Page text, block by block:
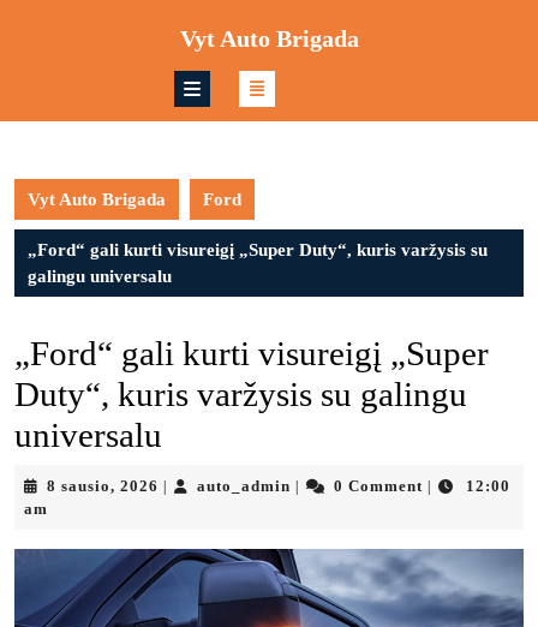
Vyt Auto Brigada
Vyt Auto Brigada Ford
„Ford“ gali kurti visureigį „Super Duty“, kuris varžysis su
galingu universalu
„Ford“ gali kurti visureigį „Super
Duty“, kuris varžysis su galingu
universalu
8 sausio, 2026 8
auto_admin auto_admin
0 Comment
12:00
am